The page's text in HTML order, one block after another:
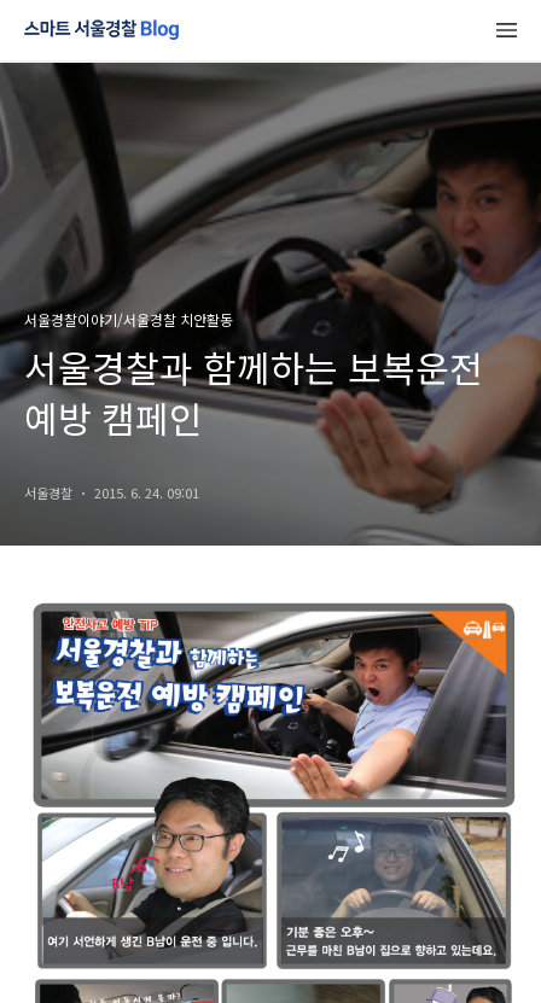
서울경찰이야기/서울경찰 치안활동
서울경찰과 함께하는 보복운전
예방 캠페인
서울경찰 2015. 6. 24. 09:01